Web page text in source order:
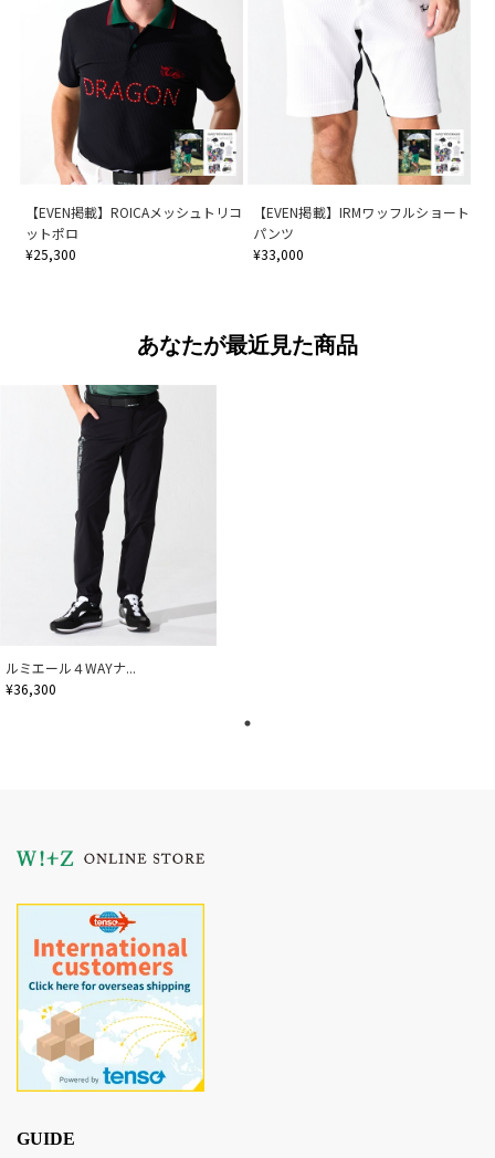
【EVEN掲載】ROICAメッシュトリコ
ットポロ
¥25,300
【EVEN掲載】IRMワッフルショート
パンツ
¥33,000
あなたが最近見た商品
ルミエール４WAYナ...
¥36,300
GUIDE